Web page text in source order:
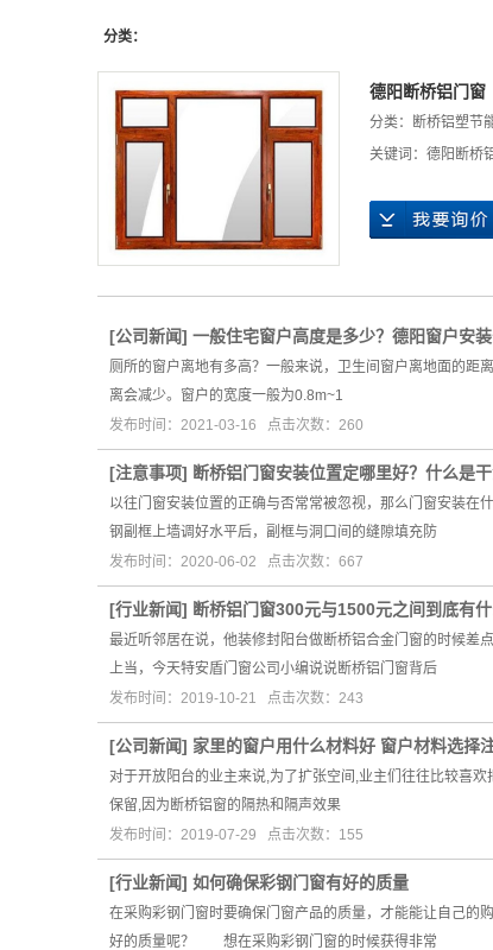
分类：
德阳断桥铝门窗
分类： 断桥铝塑节
关键词： 德阳断桥
[公司新闻] 一般住宅窗户高度是多少？德阳窗户安
厕所的窗户离地有多高？一般来说，卫生间窗户离地面的距
离会减少。窗户的宽度一般为0.8m~1
发布时间：2021-03-16 点击次数：260
[注意事项] 断桥铝门窗安装位置定哪里好？什么是干
以往门窗安装位置的正确与否常常被忽视，那么门窗安装在
钢副框上墙调好水平后，副框与洞口间的缝隙填充防
发布时间：2020-06-02 点击次数：667
[行业新闻] 断桥铝门窗300元与1500元之间到底有什
最近听邻居在说，他装修封阳台做断桥铝合金门窗的时候差
上当，今天特安盾门窗公司小编说说断桥铝门窗背后
发布时间：2019-10-21 点击次数：243
[公司新闻] 家里的窗户用什么材料好 窗户材料选择
对于开放阳台的业主来说,为了扩张空间,业主们往往比较喜
保留,因为断桥铝窗的隔热和隔声效果
发布时间：2019-07-29 点击次数：155
[行业新闻] 如何确保彩钢门窗有好的质量
在采购彩钢门窗时要确保门窗产品的质量，才能能让自己的
好的质量呢？ 想在采购彩钢门窗的时候获得非常